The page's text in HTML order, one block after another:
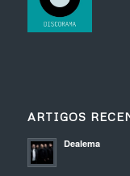
ARTIGOS
Dealema